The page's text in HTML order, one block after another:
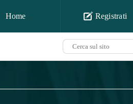
Home Registrati